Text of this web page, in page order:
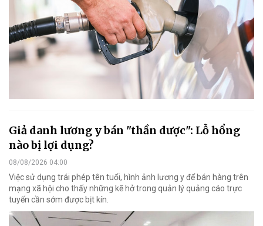
Giả danh lương y bán "thần dược": Lỗ hổng
nào bị lợi dụng?
08/08/2026 04:00
Việc sử dụng trái phép tên tuổi, hình ảnh lương y để bán hàng trên
mạng xã hội cho thấy những kẽ hở trong quản lý quảng cáo trực
tuyến cần sớm được bịt kín.